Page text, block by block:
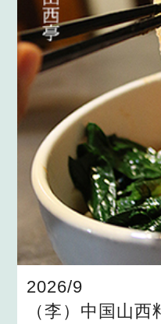
2026/9
（李）中国山